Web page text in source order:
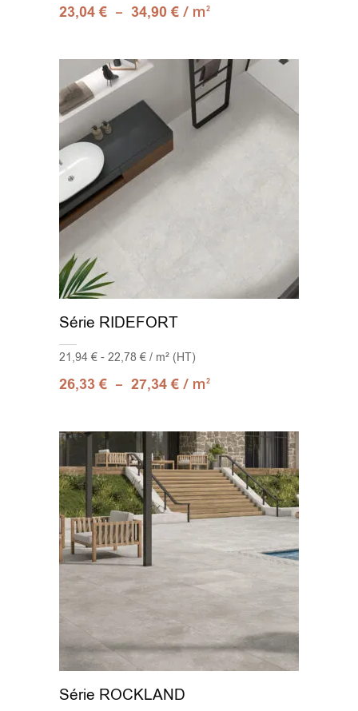
23,04€ – 34,90€ / m2
Série RIDEFORT
21,94 € - 22,78 € / m² (HT)
26,33€ – 27,34€ / m2
Série ROCKLAND